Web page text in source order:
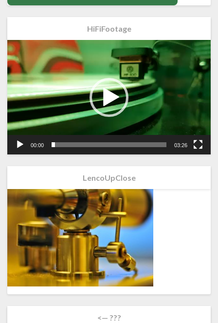
HiFiFootage
Videospeler
00:00 03:26
LencoUpClose
<— ???